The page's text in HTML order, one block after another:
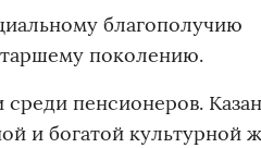
благополучию
поколению.
пенсионеров.
и богатой культурной